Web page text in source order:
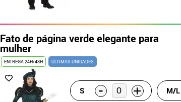
Fato de página verde elegante para
mulher
ENTREGA 24H/48H ÚLTIMAS UNIDADES
S - + M/L